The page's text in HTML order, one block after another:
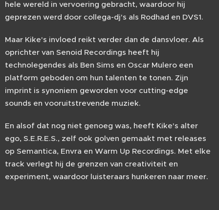
hele wereld in vervoering gebracht, waardoor hij
geprezen werd door collega-dj's als Rodhad en DVS1.
Maar Kike's invloed reikt verder dan de dansvloer. Als
oprichter van Senoid Recordings heeft hij
technolegendes als Ben Sims en Oscar Mulero een
platform geboden om hun talenten te tonen. Zijn
imprint is synoniem geworden voor cutting-edge
sounds en vooruitstrevende muziek.
En alsof dat nog niet genoeg was, heeft Kike's alter
ego, S.E.R.E.S., zelf ook golven gemaakt met releases
op Semantica, Envra en Warm Up Recordings. Met elke
track verlegt hij de grenzen van creativiteit en
experiment, waardoor luisteraars hunkeren naar meer.